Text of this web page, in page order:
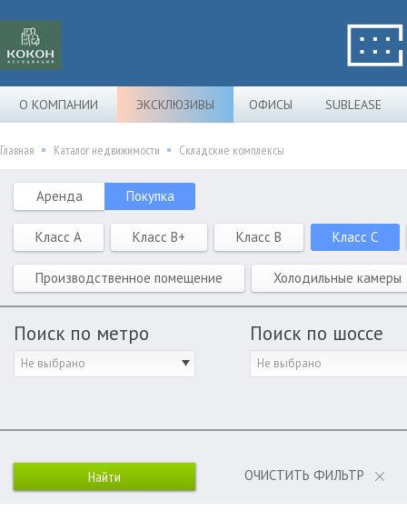
О КОМПАНИИ ЭКСКЛЮЗИВЫ ОФИСЫ SUBLEASE
Главная Каталог недвижимости Складские комплексы
Аренда Покупка
Класс A Класс B+ Класс B Класс C
Производственное помещение Холодильные камеры
Поиск по метро
Не выбрано
Поиск по шоссе
Не выбрано
ОЧИСТИТЬ ФИЛЬТР